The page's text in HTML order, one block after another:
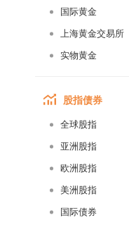
国际黄金
上海黄金交易所
实物黄金
股指债券
全球股指
亚洲股指
欧洲股指
美洲股指
国际债券